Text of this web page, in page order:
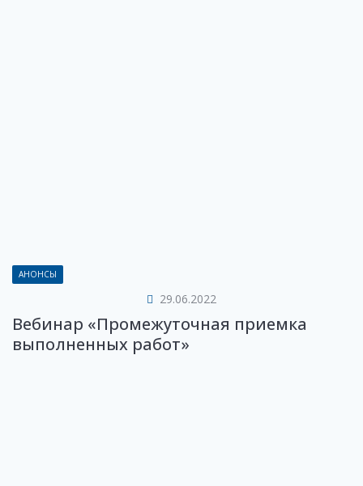
АНОНСЫ
29.06.2022
Вебинар «Промежуточная приемка
выполненных работ»